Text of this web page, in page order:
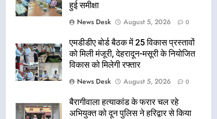
हुई समीक्षा
News Desk
August 5, 2026 0
एमडीडीए बोर्ड बैठक में 25 विकास प्रस्तावों
को मिली मंजूरी, देहरादून-मसूरी के नियोजित
विकास को मिलेगी रफ्तार
News Desk
August 5, 2026 0
बैरागीवाला हत्याकांड के फरार चल रहे
अभियुक्त को दून पुलिस ने हरिद्वार से किया